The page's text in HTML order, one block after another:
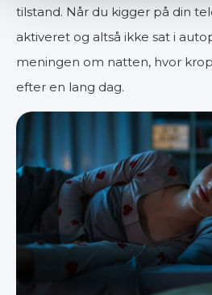
tilstand. Når du kigger på din
aktiveret og altså ikke sat i
meningen om natten, hvor
efter en lang dag.